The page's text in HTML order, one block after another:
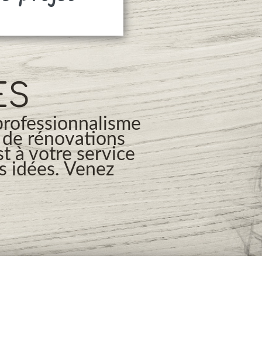
rénovations
à votre service
idées. Venez